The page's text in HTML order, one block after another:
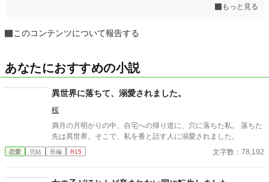
もっと見る
このコンテンツについて報告する
あなたにおすすめの小説
異世界に落ちて、溺愛されました。
桜
満月の月明かりの中、自宅への帰り道に、穴に落ちた私。 落ちた
先は異世界。そこで、私を番と話す人に溺愛されました。
恋愛 完結 長編 R15 文字数：78,192